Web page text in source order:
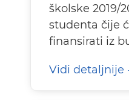
školske 2019/
studenta čije
finansirati iz
Vidi detaljnije